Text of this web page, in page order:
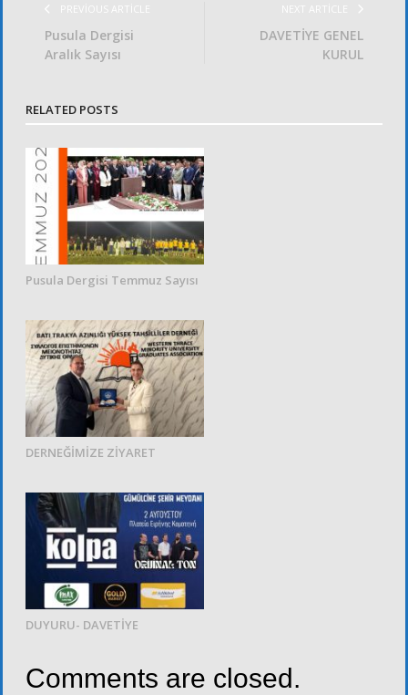
PREVIOUS ARTICLE
Pusula Dergisi
Aralık Sayısı
NEXT ARTICLE
DAVETİYE GENEL
KURUL
RELATED POSTS
Pusula Dergisi Temmuz Sayısı
DERNEĞİMİZE ZİYARET
DUYURU- DAVETİYE
Comments are closed.